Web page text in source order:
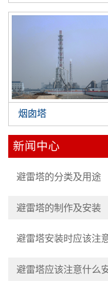
烟囱塔
新闻中心
避雷塔的分类及用途
避雷塔的制作及安装
避雷塔安装时应该注
避雷塔应该注意什么